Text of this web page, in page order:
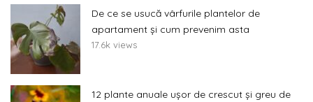
De ce se usucă vârfurile plantelor de
apartament și cum prevenim asta
17.6k views
12 plante anuale ușor de crescut și greu de